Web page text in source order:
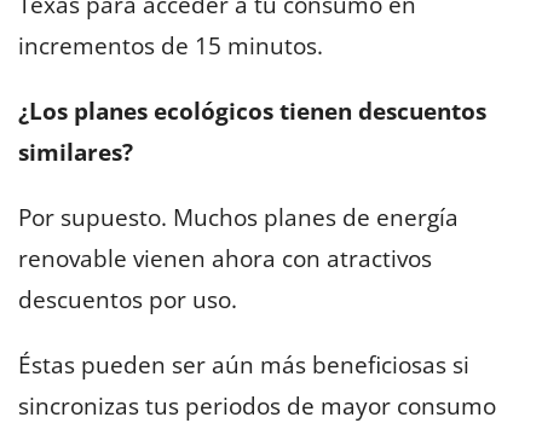
incrementos de 15 minutos.
¿Los planes ecológicos tienen descuentos
similares?
Por supuesto. Muchos planes de energía
renovable vienen ahora con atractivos
descuentos por uso.
Éstas pueden ser aún más beneficiosas si
sincronizas tus periodos de mayor consumo